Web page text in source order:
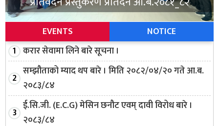
EVENTS
NOTICE
करार सेवामा लिने बारे सूचना ।
सम्झौताको म्याद थप बारे । मिति २०८२/०४/२० गते आ.ब.
२०८३/८४
ई.सि.जी. (E.C.G) मेसिन छनौट एवम् दावी विरोध बारे ।
२०८३/८४